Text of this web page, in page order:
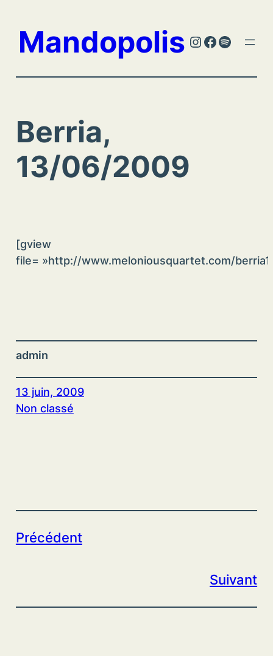
contenu
Mandopolis Instagram
Facebook
Spotify
Berria,
13/06/2009
[gview
file= »http://www.meloniousquartet.com/
admin
13 juin, 2009
Non classé
Précédent
Suivant